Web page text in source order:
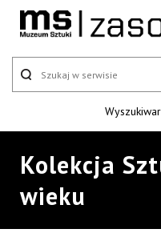
Kolekcja
wieku